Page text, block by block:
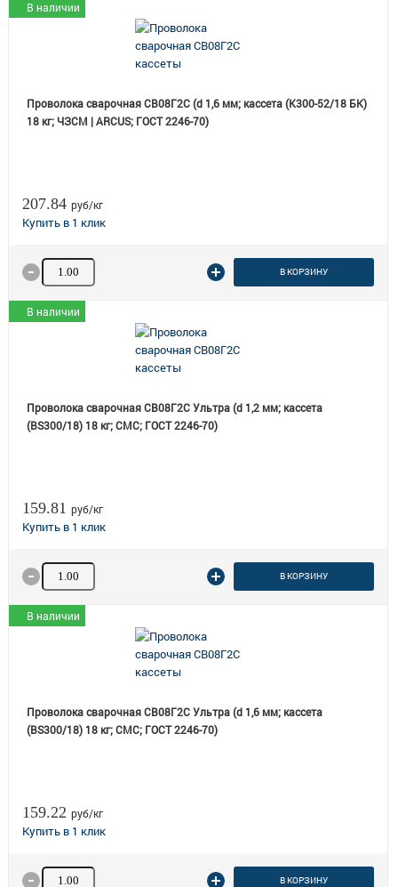
В наличии
Проволока сварочная СВ08Г2С (d 1,6 мм; кассета (К300-52/18 БК)
18 кг; ЧЗСМ | ARCUS; ГОСТ 2246-70)
207.84 руб/кг
Количество товара В КОРЗИНУ
В наличии
Проволока сварочная СВ08Г2С Ультра (d 1,2 мм; кассета
(BS300/18) 18 кг; СМС; ГОСТ 2246-70)
159.81 руб/кг
Количество товара В КОРЗИНУ
В наличии
Проволока сварочная СВ08Г2С Ультра (d 1,6 мм; кассета
(BS300/18) 18 кг; СМС; ГОСТ 2246-70)
159.22 руб/кг
Количество товара В КОРЗИНУ